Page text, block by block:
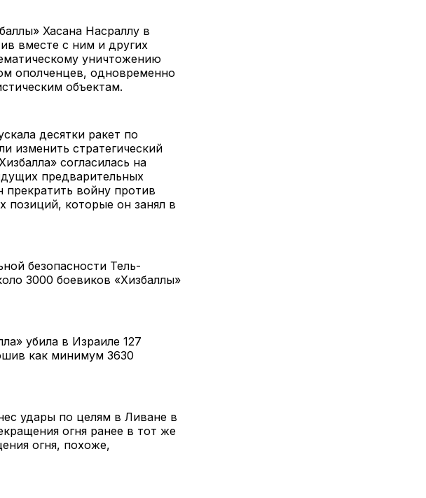
Хасана Насраллу в
вместе с ним и других
уничтожению
ополченцев, одновременно
объектам.
десятки ракет по
изменить стратегический
согласилась на
предварительных
войну против
позиций, которые он занял в
безопасности Тель-
3000 боевиков «Хизбаллы»
убила в Израиле 127
как минимум 3630
удары по целям в Ливане в
огня ранее в тот же
огня, похоже,